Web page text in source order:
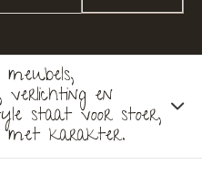
verlichting en
staat voor stoer,
met karakter.